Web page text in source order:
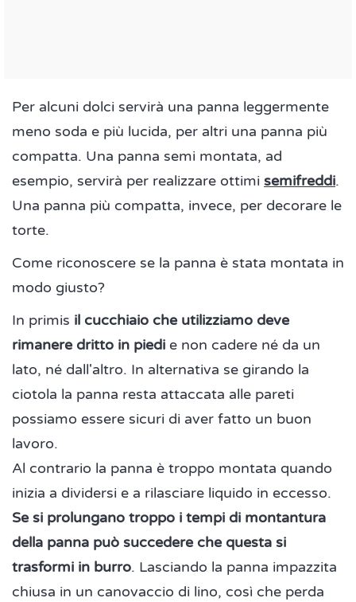
Per alcuni dolci servirà una panna leggermente
meno soda e più lucida, per altri una panna più
compatta. Una panna semi montata, ad
esempio, servirà per realizzare ottimi semifreddi.
Una panna più compatta, invece, per decorare le
torte.
Come riconoscere se la panna è stata montata in
modo giusto?
In primis il cucchiaio che utilizziamo deve
rimanere dritto in piedi e non cadere né da un
lato, né dall'altro. In alternativa se girando la
ciotola la panna resta attaccata alle pareti
possiamo essere sicuri di aver fatto un buon
lavoro.
Al contrario la panna è troppo montata quando
inizia a dividersi e a rilasciare liquido in eccesso.
Se si prolungano troppo i tempi di montantura
della panna può succedere che questa si
trasformi in burro. Lasciando la panna impazzita
chiusa in un canovaccio di lino, così che perda